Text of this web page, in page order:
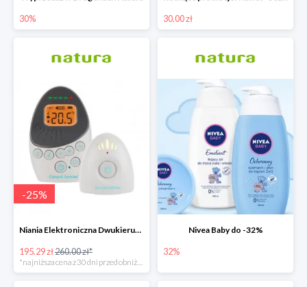
30% 30.00 zł
-25%
Niania Elektroniczna Dwukierunkowa
195.29 zł260.00 zł*
Nivea Baby do -32%
32%